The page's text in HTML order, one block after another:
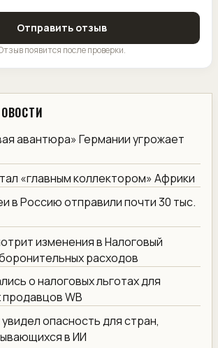
Отправить отзыв
появится после проверки.
авантюра» Германии угрожает
«главным коллектором» Африки
в Россию отправили почти 30 тыс.
изменения в Налоговый
расходов
о налоговых льготах для
WB
опасность для стран,
в ИИ